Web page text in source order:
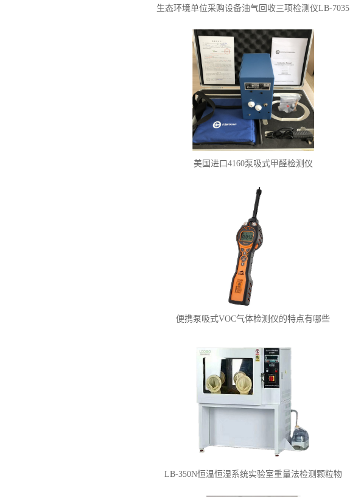
生态环境单位采购设备油气回收三项检测仪LB-7035
美国进口4160泵吸式甲醛检测仪
便携泵吸式VOC气体检测仪的特点有哪些
LB-350N恒温恒湿系统实验室重量法检测颗粒物